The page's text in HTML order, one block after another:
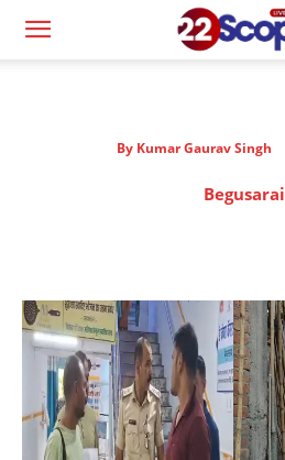
By Kumar Gaurav Singh
Begusarai